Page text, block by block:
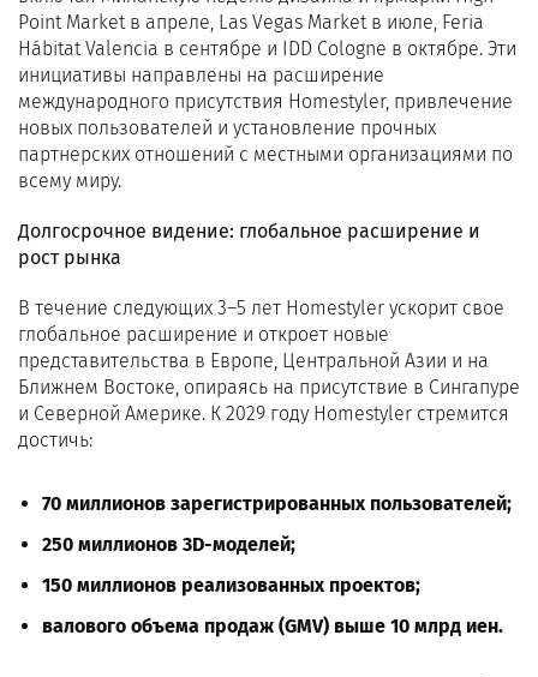
Point Market в апреле, Las Vegas Market в июле, Feria
Hábitat Valencia в сентябре и IDD Cologne в октябре. Эти
инициативы направлены на расширение
международного присутствия Homestyler, привлечение
новых пользователей и установление прочных
партнерских отношений с местными организациями по
всему миру.
Долгосрочное видение: глобальное расширение и
рост рынка
В течение следующих 3–5 лет Homestyler ускорит свое
глобальное расширение и откроет новые
представительства в Европе, Центральной Азии и на
Ближнем Востоке, опираясь на присутствие в Сингапуре
и Северной Америке. К 2029 году Homestyler стремится
достичь:
70 миллионов зарегистрированных пользователей;
250 миллионов 3D-моделей;
150 миллионов реализованных проектов;
валового объема продаж (GMV) выше 10 млрд иен.